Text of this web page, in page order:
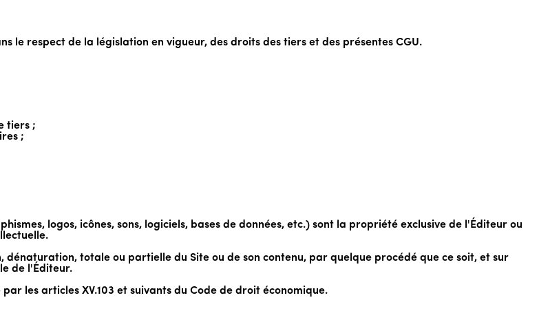
le respect de la législation en vigueur, des droits des tiers et des présentes CGU.
tiers ;
;
logos, icônes, sons, logiciels, bases de données, etc.) sont la propriété exclusive de l'Éditeur ou
totale ou partielle du Site ou de son contenu, par quelque procédé que ce soit, et sur
de l'Éditeur.
les articles XV.103 et suivants du Code de droit économique.